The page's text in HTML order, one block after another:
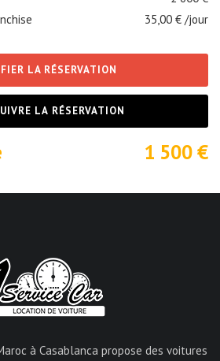
35,00 € /jour
LA RÉSERVATION
LA RÉSERVATION
1 500€
à Casablanca propose des voitures